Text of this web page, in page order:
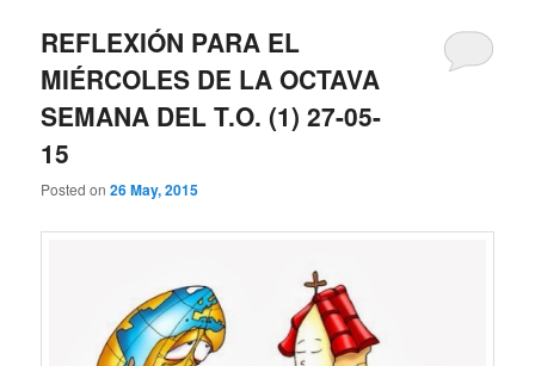
REFLEXIÓN PARA EL
MIÉRCOLES DE LA OCTAVA
SEMANA DEL T.O. (1) 27-05-
15
Posted on26 May, 2015